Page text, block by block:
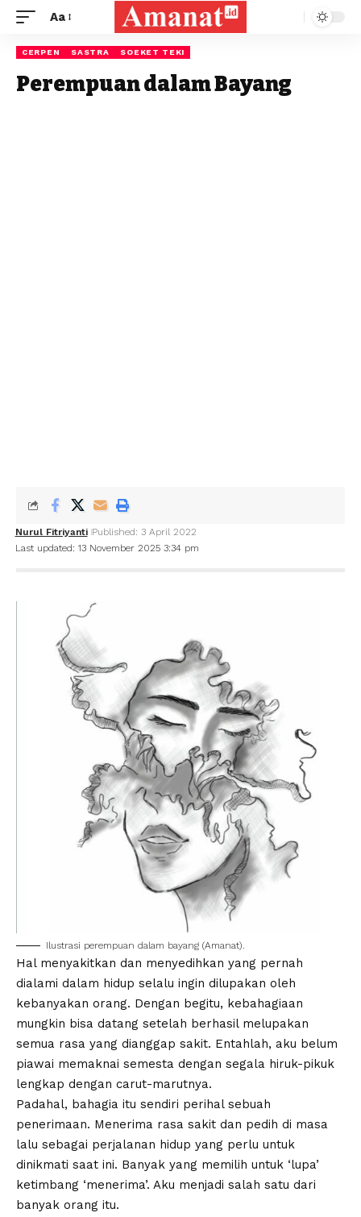
Aa
CERPEN SASTRA SOEKET TEKI
Perempuan dalam Bayang
Last updated: 13 November 2025 3:34 pm
Nurul Fitriyanti Published: 3 April 2022
Ilustrasi perempuan dalam bayang (Amanat).
Hal menyakitkan dan menyedihkan yang pernah
dialami dalam hidup selalu ingin dilupakan oleh
kebanyakan orang. Dengan begitu, kebahagiaan
mungkin bisa datang setelah berhasil melupakan
semua rasa yang dianggap sakit. Entahlah, aku belum
piawai memaknai semesta dengan segala hiruk-pikuk
lengkap dengan carut-marutnya.
Padahal, bahagia itu sendiri perihal sebuah
penerimaan. Menerima rasa sakit dan pedih di masa
lalu sebagai perjalanan hidup yang perlu untuk
dinikmati saat ini. Banyak yang memilih untuk ‘lupa’
ketimbang ‘menerima’. Aku menjadi salah satu dari
banyak orang itu.